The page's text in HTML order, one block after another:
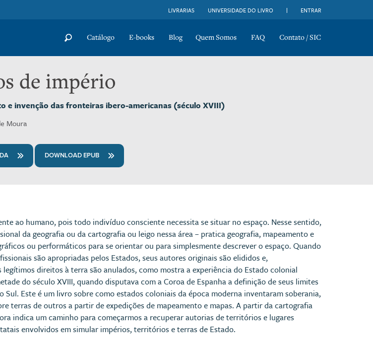
LIVRARIAS UNIVERSIDADE DO LIVRO ENTRAR
Catálogo E-books Blog Quem Somos FAQ Contato / SIC
de império
e invenção das fronteiras ibero-americanas (século XVIII)
Moura
DOWNLOAD EPUB
ao humano, pois todo indivíduo consciente necessita se situar no espaço. Nesse sentido,
da geografia ou da cartografia ou leigo nessa área – pratica geografia, mapeamento e
ou performáticos para se orientar ou para simplesmente descrever o espaço. Quando
são apropriadas pelos Estados, seus autores originais são elididos e,
legítimos direitos à terra são anulados, como mostra a experiência do Estado colonial
do século XVIII, quando disputava com a Coroa de Espanha a definição de seus limites
Este é um livro sobre como estados coloniais da época moderna inventaram soberania,
terras de outros a partir de expedições de mapeamento e mapas. A partir da cartografia
indica um caminho para começarmos a recuperar autorias de territórios e lugares
envolvidos em simular impérios, territórios e terras de Estado.